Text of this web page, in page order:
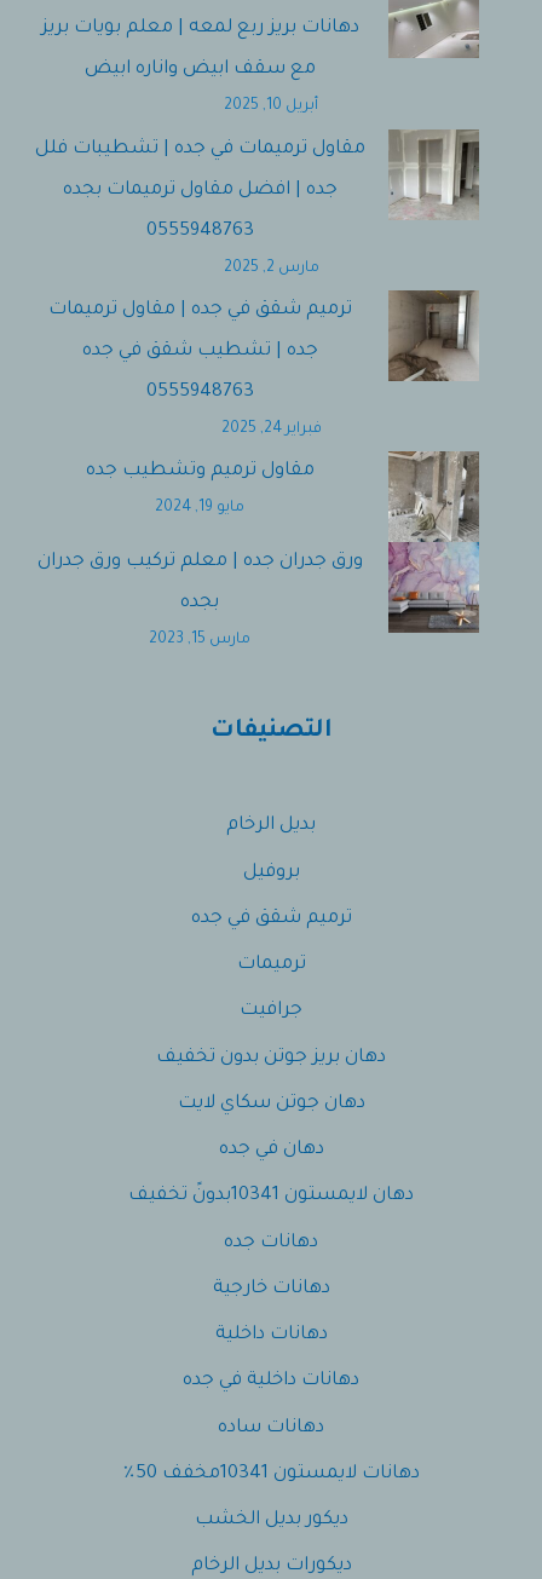
دهانات بريز ربع لمعه | معلم بويات بريز
مع سقف ابيض واناره ابيض
أبريل 10, 2025
مقاول ترميمات في جده | تشطيبات فلل
جده | افضل مقاول ترميمات بجده
0555948763
مارس 2, 2025
ترميم شقق في جده | مقاول ترميمات
جده | تشطيب شقق في جده
0555948763
فبراير 24, 2025
مقاول ترميم وتشطيب جده
مايو 19, 2024
ورق جدران جده | معلم تركيب ورق جدران
بجده
مارس 15, 2023
التصنيفات
بديل الرخام
بروفيل
ترميم شقق في جده
ترميمات
جرافيت
دهان بريز جوتن بدون تخفيف
دهان جوتن سكاي لايت
دهان في جده
دهان لايمستون 10341بدونً تخفيف
دهانات جده
دهانات خارجية
دهانات داخلية
دهانات داخلية في جده
دهانات ساده
دهانات لايمستون 10341مخفف 50٪
ديكور بديل الخشب
ديكورات بديل الرخام